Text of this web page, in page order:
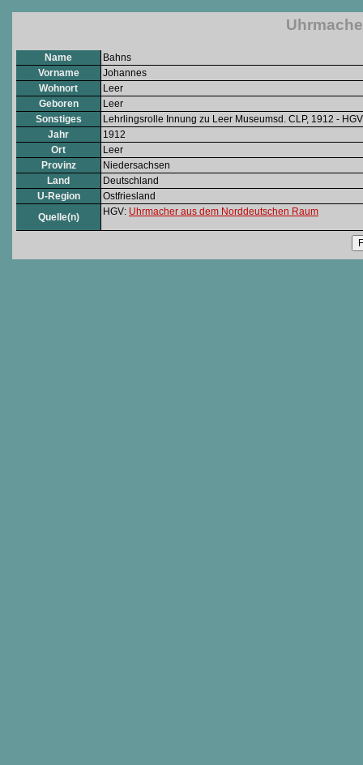
Name
Bahns
Vorname
Johannes
Wohnort
Leer
Geboren
Leer
Sonstiges
Lehrlingsrolle Innung zu Leer Museumsd. CLP, 1912 - HGV
Jahr
1912
Ort
Leer
Provinz
Niedersachsen
Land
Deutschland
U-Region
Ostfriesland
Quelle(n)
HGV: Uhrmacher aus dem Norddeutschen Raum